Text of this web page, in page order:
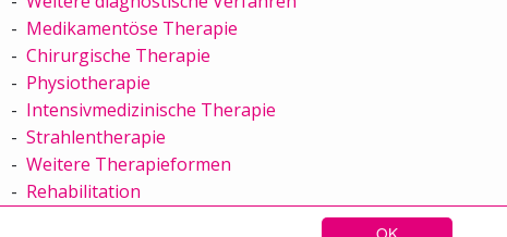
OK
Medikamentöse Therapie
Chirurgische Therapie
Physiotherapie
Intensivmedizinische Therapie
Strahlentherapie
Weitere Therapieformen
Rehabilitation